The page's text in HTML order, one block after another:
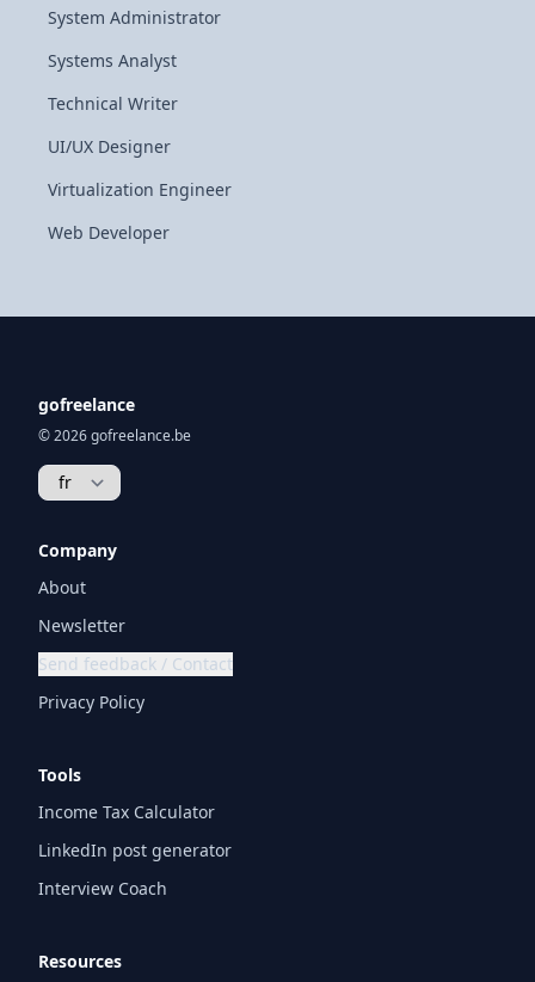
System Administrator
Systems Analyst
Technical Writer
UI/UX Designer
Virtualization Engineer
Web Developer
gofreelance
© 2026 gofreelance.be
Company
About
Newsletter
Send feedback / Contact
Privacy Policy
Tools
Income Tax Calculator
LinkedIn post generator
Interview Coach
Resources